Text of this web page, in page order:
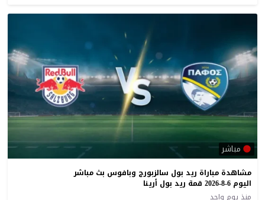
مباشر
مشاهدة مباراة ريد بول سالزبورج وبافوس بث مباشر
اليوم 6-8-2026 قمة ريد بول أرينا
منذ يوم واحد